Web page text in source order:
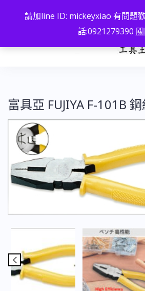
富具亞 FUJIYA F-101B
請加line ID: mickeyxiao 有問題
話:0921279390